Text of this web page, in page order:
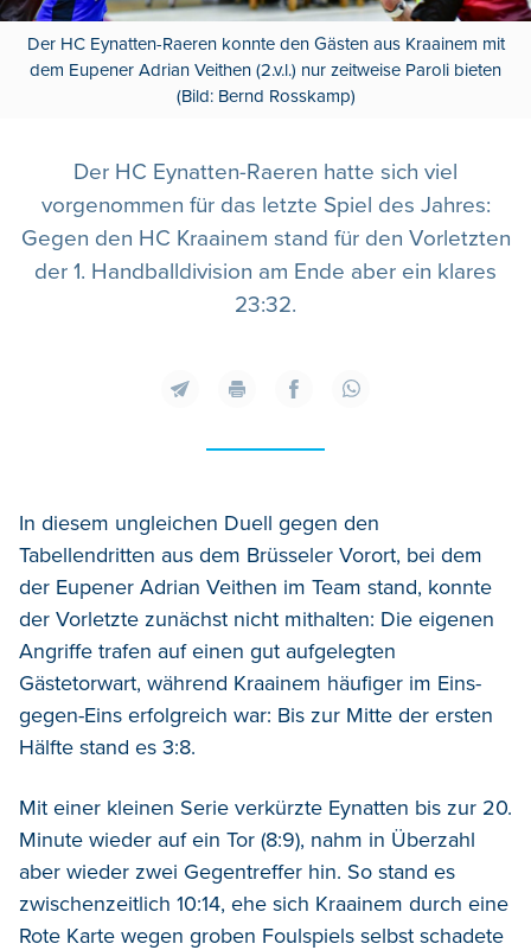
Der HC Eynatten-Raeren konnte den Gästen aus Kraainem mit
dem Eupener Adrian Veithen (2.v.l.) nur zeitweise Paroli bieten
(Bild: Bernd Rosskamp)
Der HC Eynatten-Raeren hatte sich viel
vorgenommen für das letzte Spiel des Jahres:
Gegen den HC Kraainem stand für den Vorletzten
der 1. Handballdivision am Ende aber ein klares
23:32.
In diesem ungleichen Duell gegen den
Tabellendritten aus dem Brüsseler Vorort, bei dem
der Eupener Adrian Veithen im Team stand, konnte
der Vorletzte zunächst nicht mithalten: Die eigenen
Angriffe trafen auf einen gut aufgelegten
Gästetorwart, während Kraainem häufiger im Eins-
gegen-Eins erfolgreich war: Bis zur Mitte der ersten
Hälfte stand es 3:8.
Mit einer kleinen Serie verkürzte Eynatten bis zur 20.
Minute wieder auf ein Tor (8:9), nahm in Überzahl
aber wieder zwei Gegentreffer hin. So stand es
zwischenzeitlich 10:14, ehe sich Kraainem durch eine
Rote Karte wegen groben Foulspiels selbst schadete